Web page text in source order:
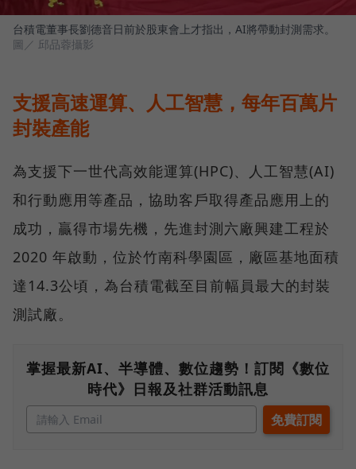
台積電董事長劉德音日前於股東會上才指出，AI將帶動封測需求。
圖／ 邱品蓉攝影
支援高速運算、人工智慧，每年百萬片
封裝產能
為支援下一世代高效能運算(HPC)、人工智慧(AI)
和行動應用等產品，協助客戶取得產品應用上的
成功，贏得市場先機，先進封測六廠興建工程於
2020 年啟動，位於竹南科學園區，廠區基地面積
達14.3公頃，為台積電截至目前幅員最大的封裝
測試廠。
掌握最新AI、半導體、數位趨勢！訂閱《數位
時代》日報及社群活動訊息